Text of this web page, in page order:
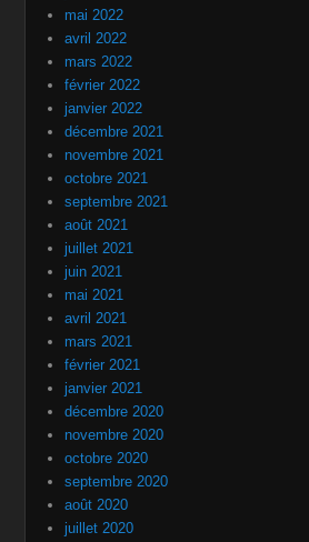
mai 2022
avril 2022
mars 2022
février 2022
janvier 2022
décembre 2021
novembre 2021
octobre 2021
septembre 2021
août 2021
juillet 2021
juin 2021
mai 2021
avril 2021
mars 2021
février 2021
janvier 2021
décembre 2020
novembre 2020
octobre 2020
septembre 2020
août 2020
juillet 2020